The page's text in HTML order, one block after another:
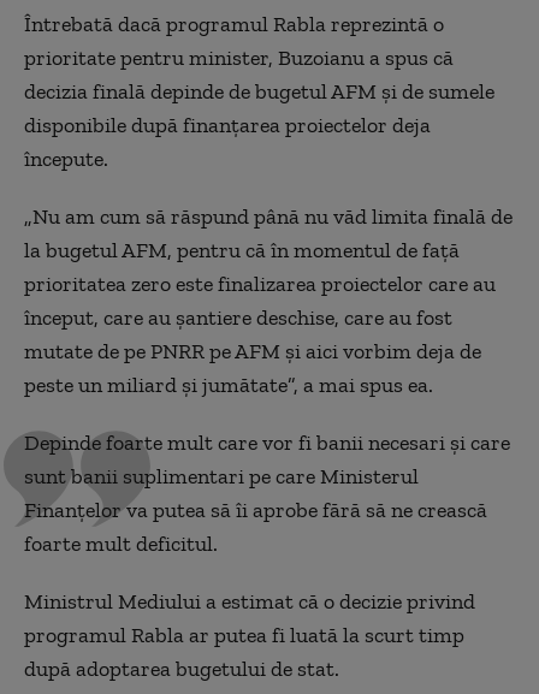
Întrebată dacă programul Rabla reprezintă o
prioritate pentru minister, Buzoianu a spus că
decizia finală depinde de bugetul AFM și de sumele
disponibile după finanțarea proiectelor deja
începute.
„Nu am cum să răspund până nu văd limita finală de
la bugetul AFM, pentru că în momentul de față
prioritatea zero este finalizarea proiectelor care au
început, care au șantiere deschise, care au fost
mutate de pe PNRR pe AFM și aici vorbim deja de
peste un miliard și jumătate”, a mai spus ea.
Depinde foarte mult care vor fi banii necesari și care
sunt banii suplimentari pe care Ministerul
Finanțelor va putea să îi aprobe fără să ne crească
foarte mult deficitul.
Ministrul Mediului a estimat că o decizie privind
programul Rabla ar putea fi luată la scurt timp
după adoptarea bugetului de stat.